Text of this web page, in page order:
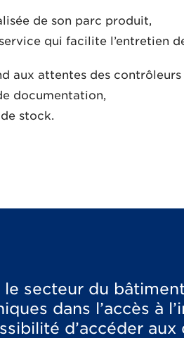
de son parc produit,
qui facilite l’entretien
aux attentes des
documentation,
stock.
le secteur du
dans l’accès à
d’accéder